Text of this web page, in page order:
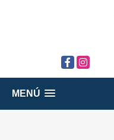
FacebookInstagram
MENÚ